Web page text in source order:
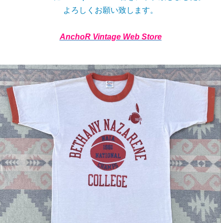
よろしくお願い致します。
AnchoR Vintage Web Store